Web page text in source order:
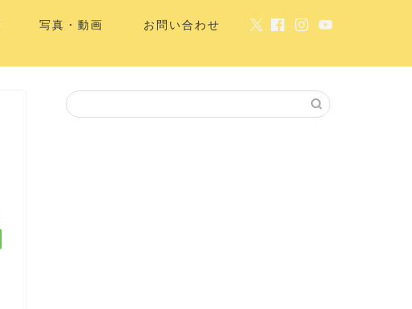
写真・動画 お問い合わせ